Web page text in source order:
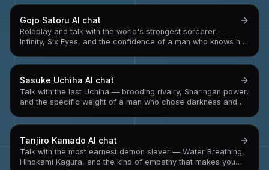
Gojo Satoru AI chat
Roleplay and talk with the world's strongest sorcerer —
Infinity, Six Eyes, and the confidence of a man who knows he
Sasuke Uchiha AI chat
Talk with the last Uchiha — brooding rivalry, Sharingan power,
and the specific weight of a man who chose darkness and
Tanjiro Kamado AI chat
Talk with the most earnest demon slayer — Water Breathing,
Hinokami Kagura, and the kind of empathy that makes you